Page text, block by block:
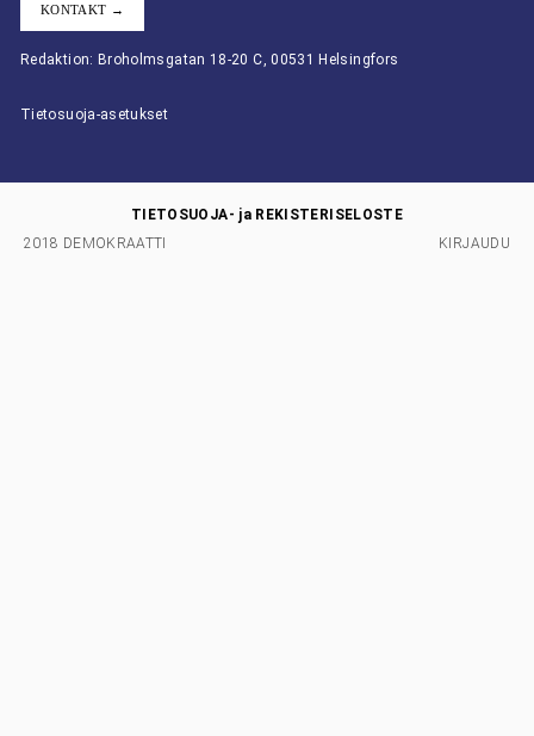
KONTAKT →
Redaktion: Broholmsgatan 18-20 C, 00531 Helsingfors
Tietosuoja-asetukset
2018 DEMOKRAATTI
TIETOSUOJA- ja REKISTERISELOSTE
KIRJAUDU